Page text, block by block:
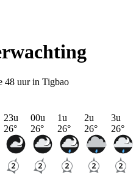
48 uur in Tigbao
23u
26°
00u
26°
1u
26°
2u
26°
3u
26°